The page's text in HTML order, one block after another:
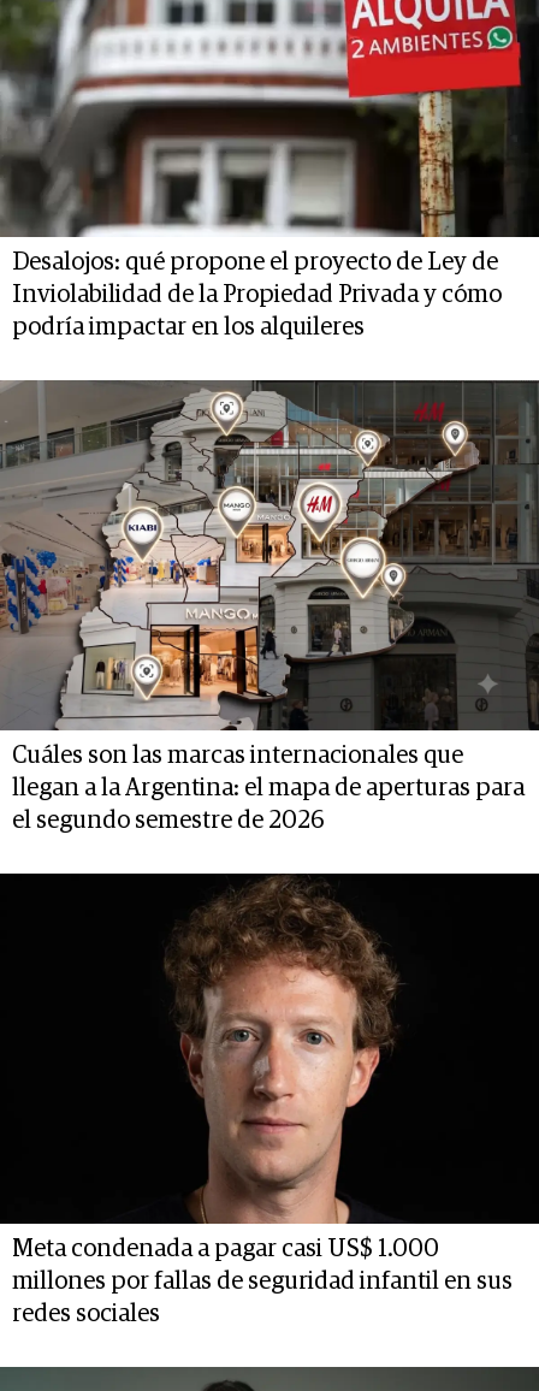
Desalojos: qué propone el proyecto de Ley de
Inviolabilidad de la Propiedad Privada y cómo
podría impactar en los alquileres
Cuáles son las marcas internacionales que
llegan a la Argentina: el mapa de aperturas para
el segundo semestre de 2026
Meta condenada a pagar casi US$ 1.000
millones por fallas de seguridad infantil en sus
redes sociales